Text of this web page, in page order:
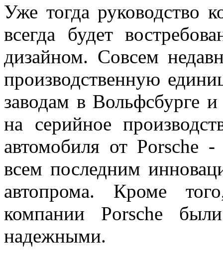
Уже тогда руководство
всегда будет
дизайном. Совсем
производственную
заводам в Вольфсбурге
на серийное
автомобиля от Porsche
всем последним
автопрома. Кроме
компании Porsche
надежными.